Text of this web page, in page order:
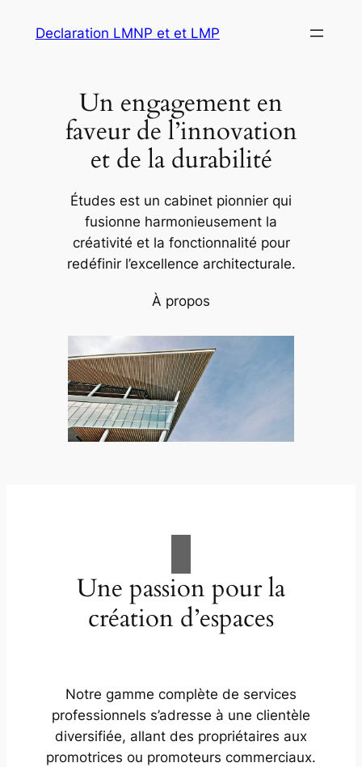
Declaration LMNP et et LMP
Un engagement en
faveur de l’innovation
et de la durabilité
Études est un cabinet pionnier qui
fusionne harmonieusement la
créativité et la fonctionnalité pour
redéfinir l’excellence architecturale.
À propos
Une passion pour la
création d’espaces
Notre gamme complète de services
professionnels s’adresse à une clientèle
diversifiée, allant des propriétaires aux
promotrices ou promoteurs commerciaux.